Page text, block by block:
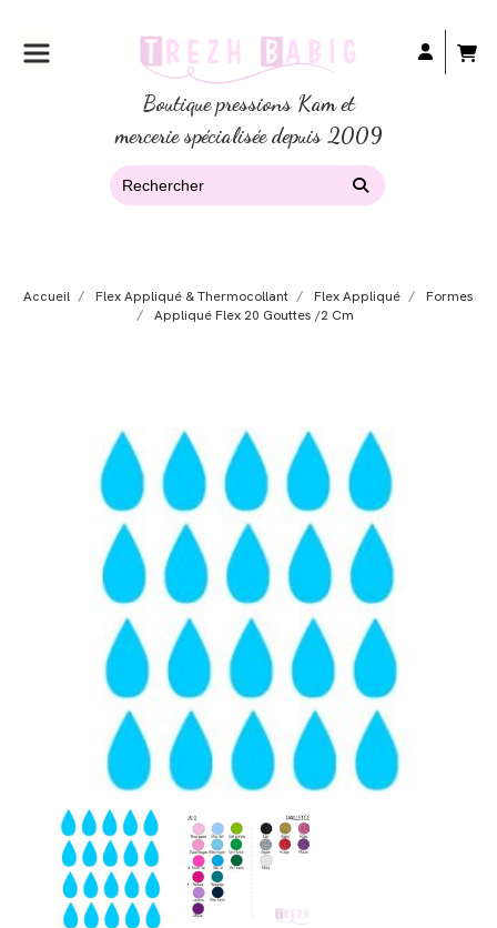
Boutique pressions Kam et
mercerie spécialisée depuis 2009
Accueil Flex Appliqué & Thermocollant Flex Appliqué
Formes
Appliqué Flex 20 Gouttes /2 Cm